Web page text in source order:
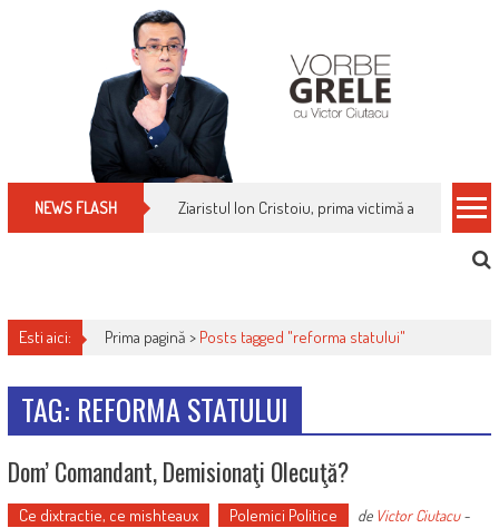
NEWS FLASH Ziaristul Ion Cristoiu, prima victimă a noi
Esti aici: Prima pagină > Posts tagged "reforma statului"
TAG: REFORMA STATULUI
Dom’ Comandant, Demisionaţi Olecuţă?
Ce dixtractie, ce mishteaux Polemici Politice de Victor Ciutacu-